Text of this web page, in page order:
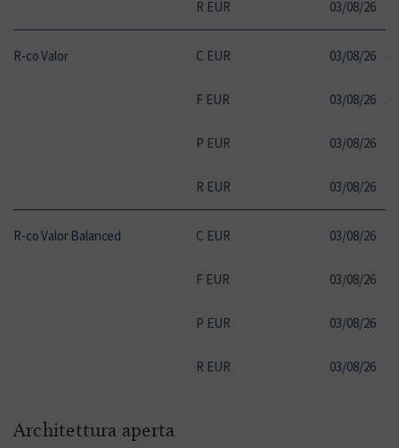
R EUR 03/08/26
R-co Valor C EUR 03/08/26
F EUR 03/08/26
P EUR 03/08/26
R EUR 03/08/26
R-co Valor Balanced C EUR 03/08/26
F EUR 03/08/26
P EUR 03/08/26
R EUR 03/08/26
Architettura aperta